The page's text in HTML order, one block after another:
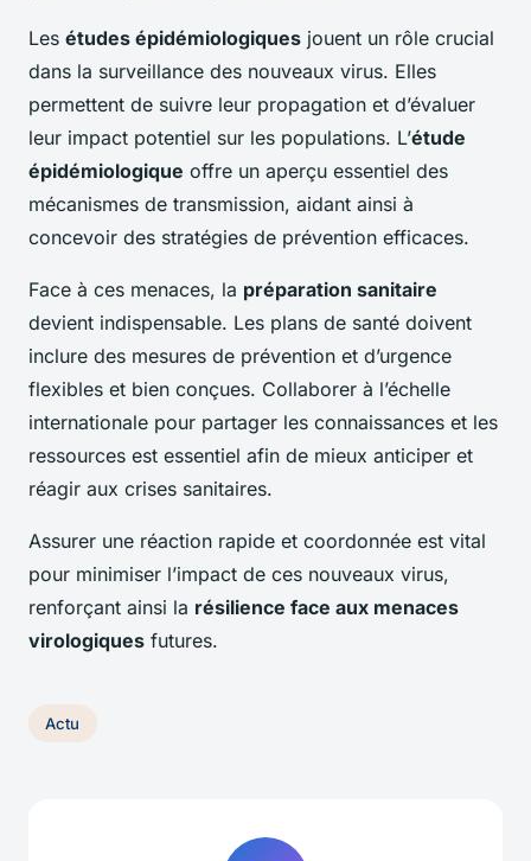
Les études épidémiologiques jouent un rôle crucial
dans la surveillance des nouveaux virus. Elles
permettent de suivre leur propagation et d’évaluer
leur impact potentiel sur les populations. L’étude
épidémiologique offre un aperçu essentiel des
mécanismes de transmission, aidant ainsi à
concevoir des stratégies de prévention efficaces.
Face à ces menaces, la préparation sanitaire
devient indispensable. Les plans de santé doivent
inclure des mesures de prévention et d’urgence
flexibles et bien conçues. Collaborer à l’échelle
internationale pour partager les connaissances et les
ressources est essentiel afin de mieux anticiper et
réagir aux crises sanitaires.
Assurer une réaction rapide et coordonnée est vital
pour minimiser l’impact de ces nouveaux virus,
renforçant ainsi la résilience face aux menaces
virologiques futures.
Actu